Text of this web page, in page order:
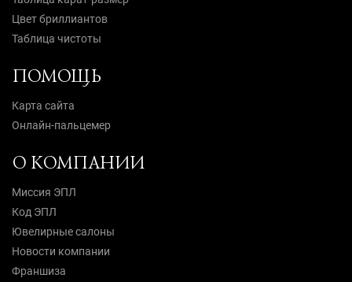
Цвет бриллиантов
Таблица чистоты
ПОМОЩЬ
Карта сайта
Онлайн-пальцемер
О КОМПАНИИ
Миссия ЭПЛ
Код ЭПЛ
Ювелирные салоны
Новости компании
Франшиза